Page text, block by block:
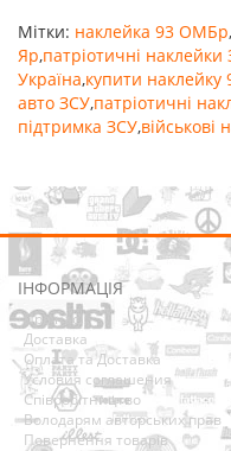
Мітки: наклейка 93 ОМБр,
Яр,патріотичні наклейки
Україна,купити
авто ЗСУ,патріотичні
підтримка ЗСУ,військові
ІНФОРМАЦІЯ
Про нас
Доставка
Оплата та Доставка
Условия соглашения
Співробітництво
Володарям авторських прав
Повернення товарів